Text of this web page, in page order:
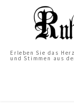
Erleben Sie das
und Stimmen aus